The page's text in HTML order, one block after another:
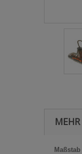
Maßstab